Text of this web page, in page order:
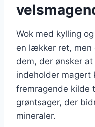
Wok med kylling
en lækker ret, men
dem, der ønsker
indeholder magert
fremragende kilde
grøntsager, der
mineraler.